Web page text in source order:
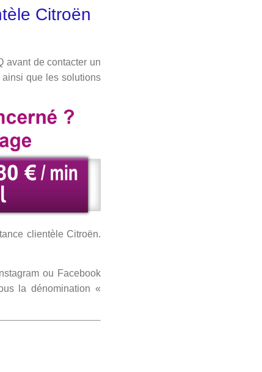
Citroën
avant de contacter un
que les solutions
clientèle Citroën.
ou Facebook
la dénomination «